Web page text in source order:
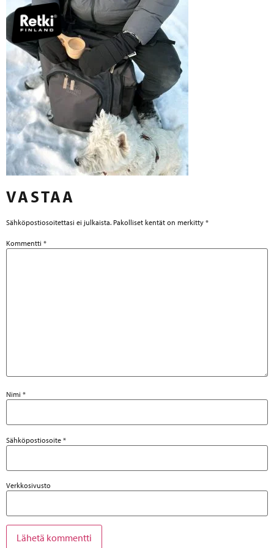
VASTAA
Sähköpostiosoitettasi ei julkaista. Pakolliset kentät on merkitty *
Kommentti *
Nimi *
Sähköpostiosoite *
Verkkosivusto